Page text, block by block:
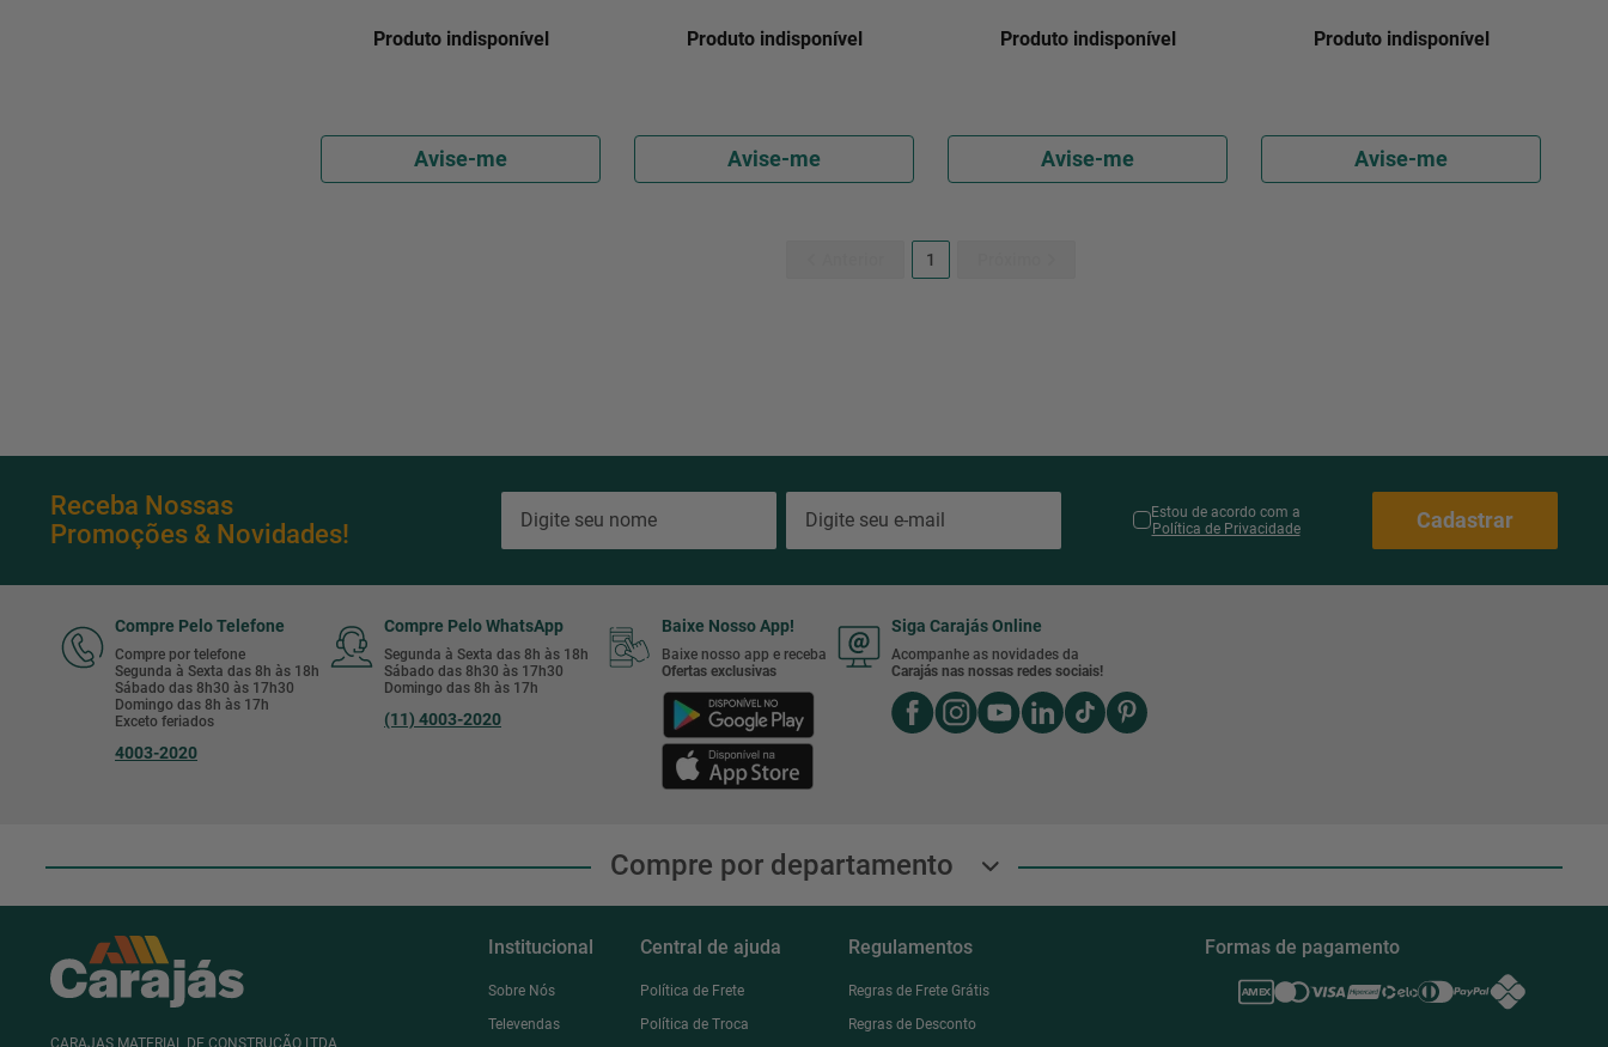
Produto indisponível
Avise-me
Produto indisponível
Avise-me
Produto indisponível
Avise-me
Produto indisponível
Avise-me
1
Receba Nossas
Promoções & Novidades!
Estou de acordo com a
Política de Privacidade
Cadastrar
Compre Pelo Telefone
Compre por telefone
Segunda à Sexta das 8h às 18h
Sábado das 8h30 às 17h30
Domingo das 8h às 17h
Exceto feriados
4003-2020
Compre Pelo WhatsApp
Segunda à Sexta das 8h às 18h
Sábado das 8h30 às 17h30
Domingo das 8h às 17h
(11) 4003-2020
Baixe Nosso App!
Baixe nosso app e receba
Ofertas exclusivas
Siga Carajás Online
Acompanhe as novidades da
Carajás nas nossas redes sociais!
Compre por departamento
CARAJAS MATERIAL DE CONSTRUÇÃO LTDA
Institucional
Sobre Nós
Televendas
Central de ajuda
Política de Frete
Política de Troca
Regulamentos
Regras de Frete Grátis
Regras de Desconto
Formas de pagamento